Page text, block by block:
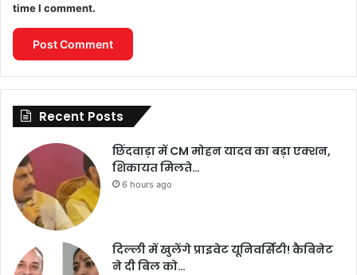
time I comment.
Recent Posts
छिंदवाड़ा में CM मोहन यादव का बड़ा एक्शन,
शिकायत मिलते…
6 hours ago
दिल्ली में खुलेंगे प्राइवेट यूनिवर्सिटी! कैबिनेट
ने दी बिल को…